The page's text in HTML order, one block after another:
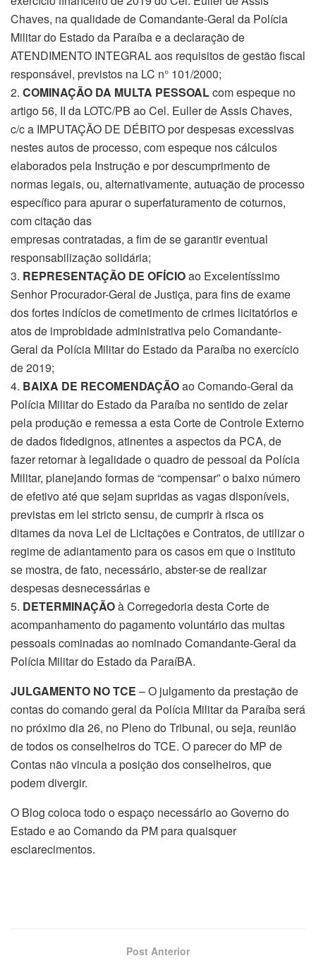
Chaves, na qualidade de Comandante-Geral da Polícia
Militar do Estado da Paraíba e a declaração de
ATENDIMENTO INTEGRAL aos requisitos de gestão fiscal
responsável, previstos na LC n° 101/2000;
2. COMINAÇÃO DA MULTA PESSOALcom espeque no
artigo 56, II da LOTC/PB ao Cel. Euller de Assis Chaves,
c/c a IMPUTAÇÃO DE DÉBITO por despesas excessivas
nestes autos de processo, com espeque nos cálculos
elaborados pela Instrução e por descumprimento de
normas legais, ou, alternativamente, autuação de processo
específico para apurar o superfaturamento de coturnos,
com citação das
empresas contratadas, a fim de se garantir eventual
responsabilização solidária;
3. REPRESENTAÇÃO DE OFÍCIOao Excelentíssimo
Senhor Procurador-Geral de Justiça, para fins de exame
dos fortes indícios de cometimento de crimes licitatórios e
atos de improbidade administrativa pelo Comandante-
Geral da Polícia Militar do Estado da Paraíba no exercício
de 2019;
4. BAIXA DE RECOMENDAÇÃOao Comando-Geral da
Polícia Militar do Estado da Paraíba no sentido de zelar
pela produção e remessa a esta Corte de Controle Externo
de dados fidedignos, atinentes a aspectos da PCA, de
fazer retornar à legalidade o quadro de pessoal da Polícia
Militar, planejando formas de “compensar” o baixo número
de efetivo até que sejam supridas as vagas disponíveis,
previstas em lei stricto sensu, de cumprir à risca os
ditames da nova Lei de Licitações e Contratos, de utilizar o
regime de adiantamento para os casos em que o instituto
se mostra, de fato, necessário, abster-se de realizar
despesas desnecessárias e
5. DETERMINAÇÃOà Corregedoria desta Corte de
acompanhamento do pagamento voluntário das multas
pessoais cominadas ao nominado Comandante-Geral da
Polícia Militar do Estado da ParaíBA.
JULGAMENTO NO TCE – O julgamento da prestação de
contas do comando geral da Polícia Militar da Paraíba será
no próximo dia 26, no Pleno do Tribunal, ou seja, reunião
de todos os conselheiros do TCE. O parecer do MP de
Contas não vincula a posição dos conselheiros, que
podem divergir.
O Blog coloca todo o espaço necessário ao Governo do
Estado e ao Comando da PM para quaisquer
esclarecimentos.
Post Anterior